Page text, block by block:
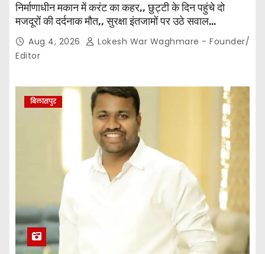
निर्माणाधीन मकान में करंट का कहर,, छुट्टी के दिन पहुंचे दो
मजदूरों की दर्दनाक मौत,, सुरक्षा इंतजामों पर उठे सवाल…
Aug 4, 2026
Lokesh War Waghmare - Founder/
Editor
बिलासपुर